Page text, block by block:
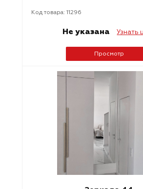
Код товара: 11296
Не указана Узнать
Просмотр